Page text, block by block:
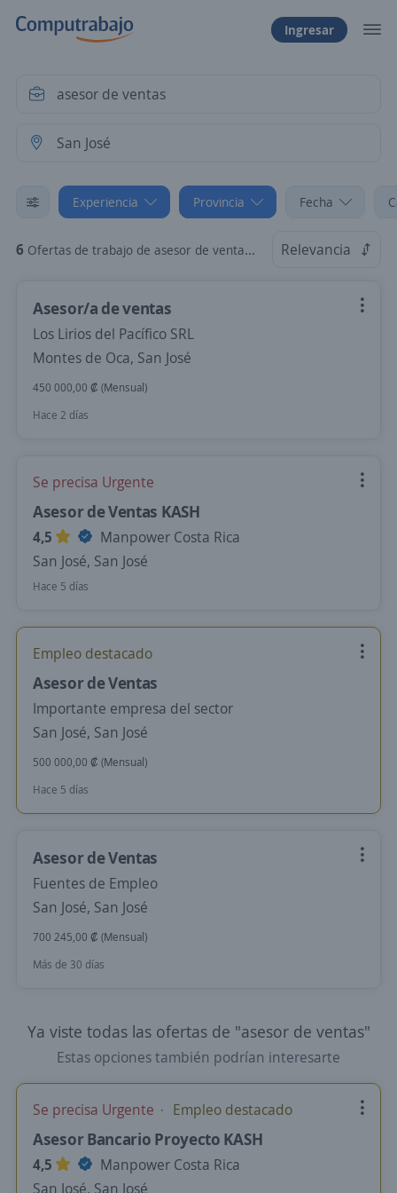
Ingresar
Experiencia Provincia Fecha
6 Ofertas de trabajo de asesor de ventas sin experiencia en San José Relevancia
Asesor/a de ventas
Los Lirios del Pacífico SRL
Montes de Oca, San José
450 000,00 ₡ (Mensual)
Hace 2 días
Se precisa Urgente
Asesor de Ventas KASH
4,5
Manpower Costa Rica
San José, San José
Hace 5 días
Empleo destacado
Asesor de Ventas
Importante empresa del sector
San José, San José
500 000,00 ₡ (Mensual)
Hace 5 días
Asesor de Ventas
Fuentes de Empleo
San José, San José
700 245,00 ₡ (Mensual)
Más de 30 días
Ya viste todas las ofertas de "asesor de ventas"
Estas opciones también podrían interesarte
Se precisa Urgente Empleo destacado
Asesor Bancario Proyecto KASH
4,5
Manpower Costa Rica
San José, San José